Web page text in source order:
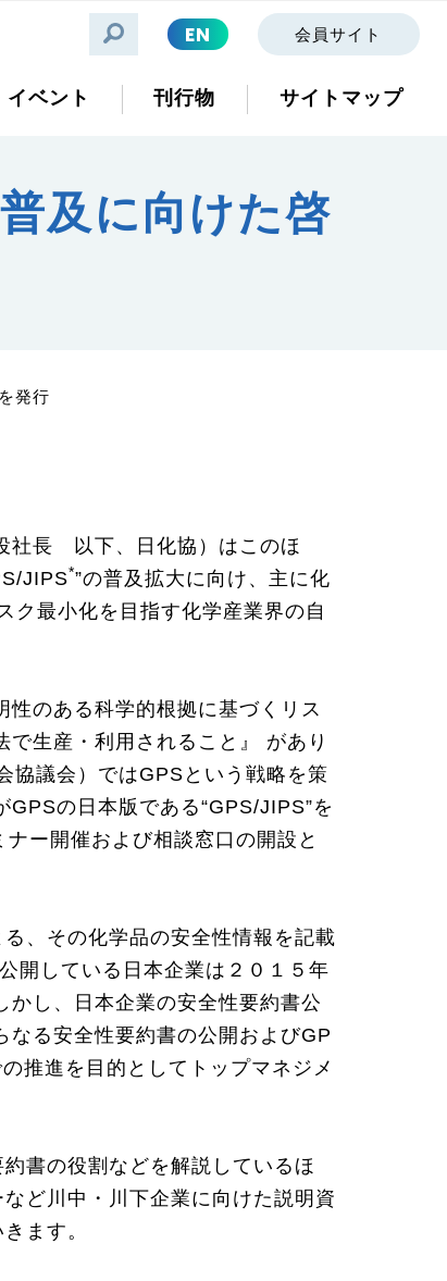
EN 会員サイト
ベント 刊行物 サイトマップ
及に向けた啓
発行
社長 以下、日化協）はこのほ
JIPS*”の普及拡大に向け、主に化
ク最小化を目指す化学産業界の自
のある科学的根拠に基づくリス
生産・利用されること』 があり
協議会）ではGPSという戦略を策
の日本版である“GPS/JIPS”を
ー開催および相談窓口の開設と
、その化学品の安全性情報を記載
開している日本企業は２０１５年
かし、日本企業の安全性要約書公
る安全性要約書の公開およびGP
推進を目的としてトップマネジメ
書の役割などを解説しているほ
ど川中・川下企業に向けた説明資
ます。